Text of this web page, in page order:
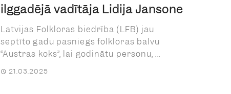
ilggadējā vadītāja Lidija Jansone
Latvijas Folkloras biedrība (LFB) jau
septīto gadu pasniegs folkloras balvu
“Austras koks”, lai godinātu personu, ...
21.03.2025